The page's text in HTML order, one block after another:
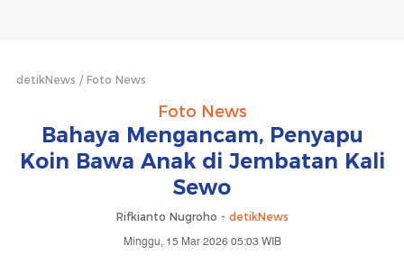
detikNews Foto News
Foto News
Bahaya Mengancam, Penyapu
Koin Bawa Anak di Jembatan Kali
Sewo
Rifkianto Nugroho - detikNews
Minggu, 15 Mar 2026 05:03 WIB